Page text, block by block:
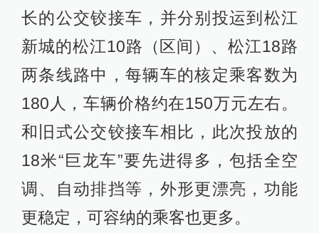
长的公交铰接车，并分别投运到松江
新城的松江10路（区间）、松江18路
两条线路中，每辆车的核定乘客数为
180人，车辆价格约在150万元左右。
和旧式公交铰接车相比，此次投放的
18米“巨龙车”要先进得多，包括全空
调、自动排挡等，外形更漂亮，功能
更稳定，可容纳的乘客也更多。